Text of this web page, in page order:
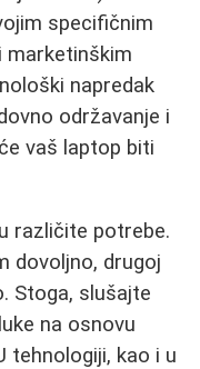
specifičnim
marketinškim
napredak
održavanje i
vaš laptop biti
različite potrebe.
dovoljno, drugoj
Stoga, slušajte
na osnovu
tehnologiji, kao i u